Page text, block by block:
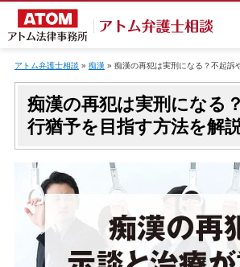
ホームに戻る
刑事事件でお困りの方
アトム弁護士相談 » 痴漢» 痴漢の再犯は実刑になる？不起訴
痴漢の再犯は実刑になる
行猶予を目指す方法を解